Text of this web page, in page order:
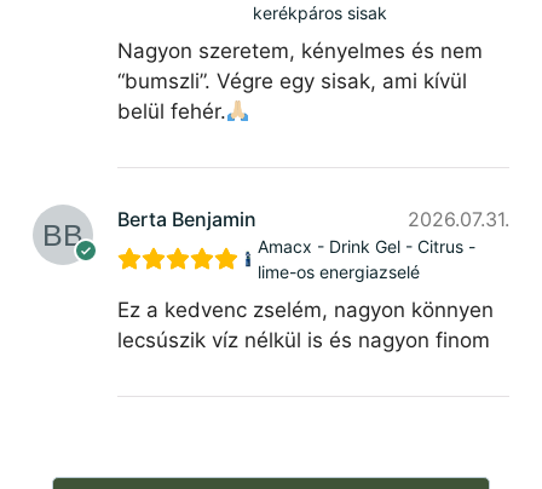
kerékpáros sisak
Nagyon szeretem, kényelmes és nem
“bumszli”. Végre egy sisak, ami kívül
belül fehér.
Berta Benjamin 2026.07.31.
Amacx - Drink Gel - Citrus -
lime-os energiazselé
Ez a kedvenc zselém, nagyon könnyen
lecsúszik víz nélkül is és nagyon finom